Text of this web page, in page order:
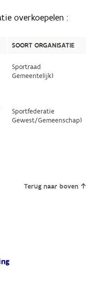
overkoepelen :
SOORT ORGANISATIE
Sportraad
Gemeentelijk)
Sportfederatie
Gewest/Gemeenschap)
Terug naar boven